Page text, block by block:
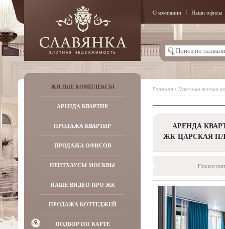
О компании Наши офисы
ЖИЛЫЕ КОМПЛЕКСЫ
АРЕНДА КВАРТИР
ПРОДАЖА КВАРТИР
ПРОДАЖА ОФИСОВ
ПЕНТХАУСЫ МОСКВЫ
НАШЕ ВИДЕО ПРО ЖК
ПРОДАЖА КОТТЕДЖЕЙ
ПОДБОР ПО КАРТЕ
Главная / Элитные жилые
АРЕНДА
ЖК ЦАРСКАЯ